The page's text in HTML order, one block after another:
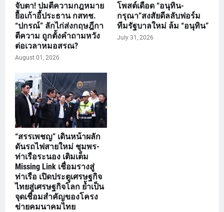
จับตา! ปมตีความกฎหมาย
ยื้อเก้าอี้ประธาน กสทช.
“ปกรณ์” ลักไก่ส่งกฤษฎีกา
ตีความ ถูกตั้งคำถามหวัง
ต่อเวลาหมอสรณ?
August 01, 2026
โพสต์เดือด “อนุทิน-
กรุณา”สงสัยดีลลับฟอร์ม
ทีมรัฐบาลใหม่ ล้ม “อนุทิน”
July 31, 2026
“สรรเพชญ” เดินหน้าผลัก
ดันรถไฟสายใหม่ ชุมพร-
ท่าเรือระนอง เติมเต็ม
Missing Link เชื่อมรางสู่
ท่าเรือ เปิดประตูเศรษฐกิจ
ไทยสู่เศรษฐกิจโลก ย้ำเป็น
จุดเชื่อมสำคัญของโครง
ข่ายคมนาคมไทย